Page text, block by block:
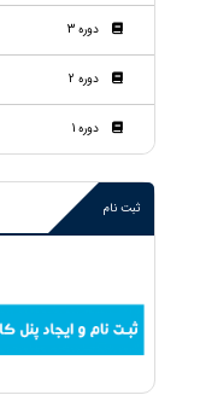
دوره 3
دوره 2
دوره 1
ثبت نام